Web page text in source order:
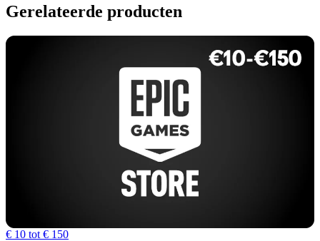
Gerelateerde producten
€ 10 tot € 150